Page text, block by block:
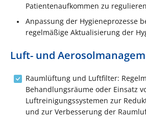
Patientenaufkommen zu
Anpassung der Hygieneprozesse
regelmäßige Aktualisierung der
Luft- und
Raumlüftung und Luftfilter:
Behandlungsräume oder Einsatz
Luftreinigungssystemen zur
und zur Verbesserung der